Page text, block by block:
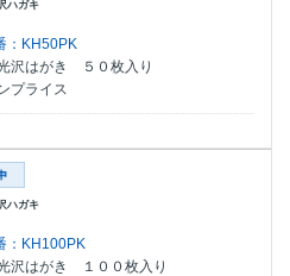
ハガキ
：KH50PK
沢はがき ５０枚入り
プライス
ハガキ
：KH100PK
沢はがき １００枚入り